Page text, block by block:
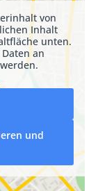
von
Inhalt
unten.
an
und